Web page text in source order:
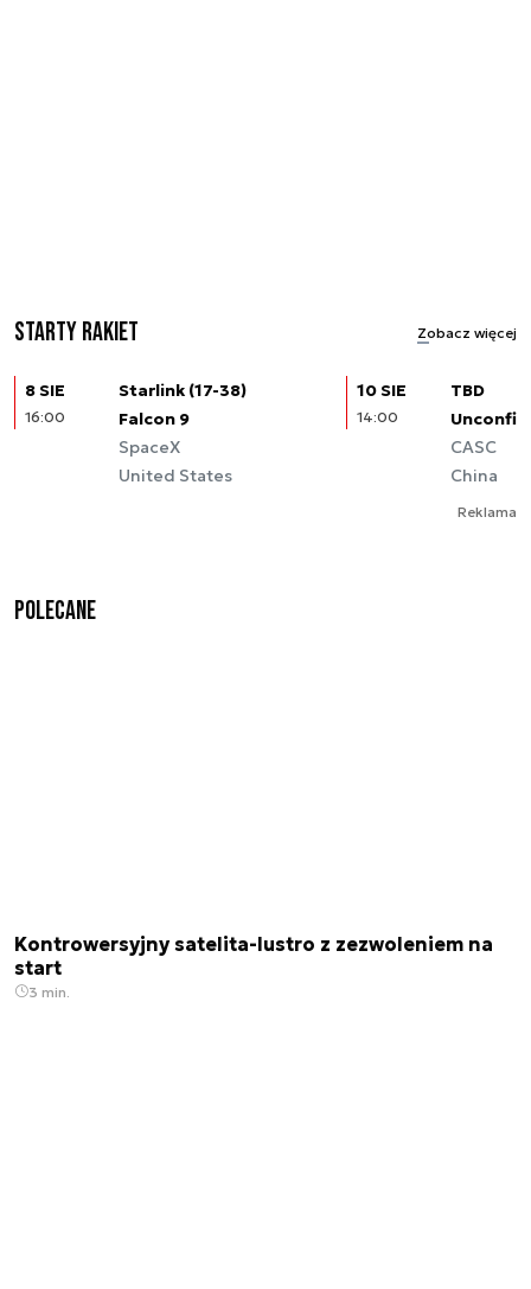
Starty rakiet Zobacz więcej
8 SIE
16:00
Starlink (17-38)
Falcon 9
SpaceX
United States
10 SIE
14:00
TBD
CASC
China
Reklama
Polecane
Kontrowersyjny satelita-lustro z zezwoleniem na
start
3 min.